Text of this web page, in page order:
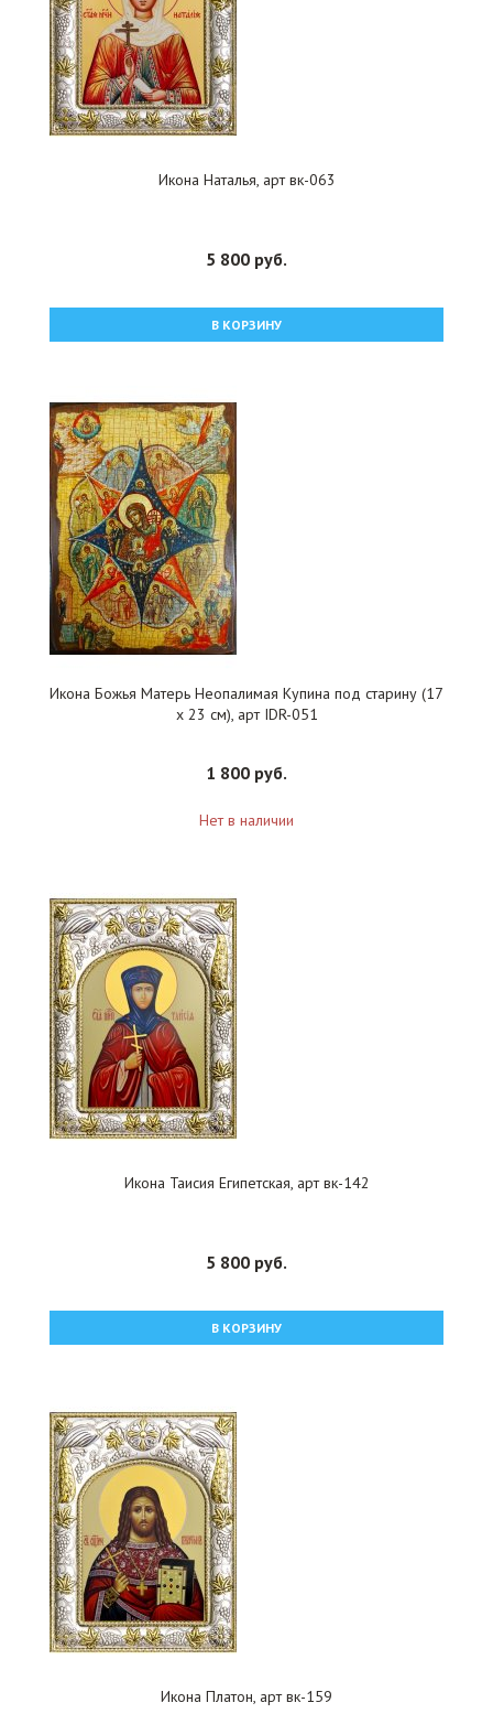
Икона Наталья, арт вк-063
5 800 руб.
В КОРЗИНУ
Икона Божья Матерь Неопалимая Купина под старину (17
х 23 см), арт IDR-051
1 800 руб.
Нет в наличии
Икона Таисия Египетская, арт вк-142
5 800 руб.
В КОРЗИНУ
Икона Платон, арт вк-159